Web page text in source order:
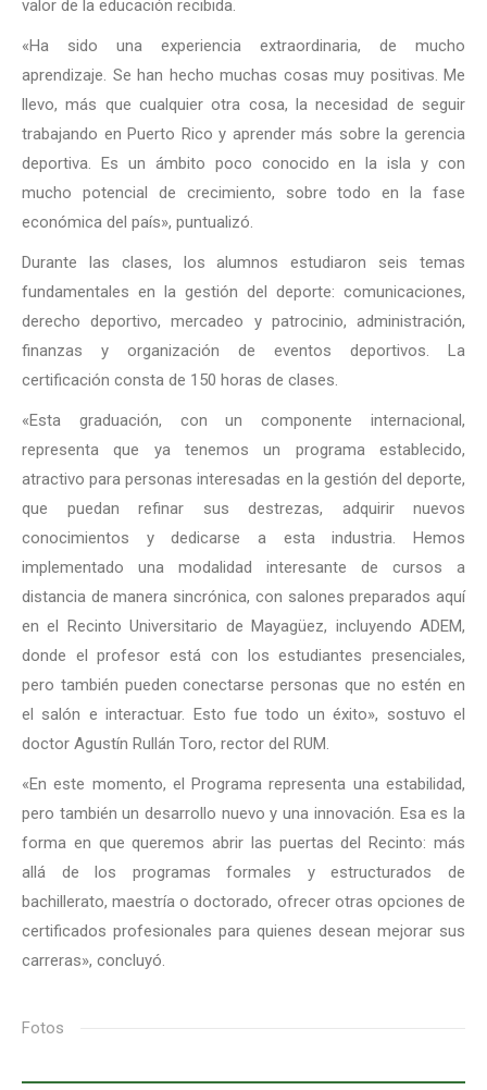
valor de la educación recibida.
«Ha sido una experiencia extraordinaria, de mucho
aprendizaje. Se han hecho muchas cosas muy positivas. Me
llevo, más que cualquier otra cosa, la necesidad de seguir
trabajando en Puerto Rico y aprender más sobre la gerencia
deportiva. Es un ámbito poco conocido en la isla y con
mucho potencial de crecimiento, sobre todo en la fase
económica del país», puntualizó.
Durante las clases, los alumnos estudiaron seis temas
fundamentales en la gestión del deporte: comunicaciones,
derecho deportivo, mercadeo y patrocinio, administración,
finanzas y organización de eventos deportivos. La
certificación consta de 150 horas de clases.
«Esta graduación, con un componente internacional,
representa que ya tenemos un programa establecido,
atractivo para personas interesadas en la gestión del deporte,
que puedan refinar sus destrezas, adquirir nuevos
conocimientos y dedicarse a esta industria. Hemos
implementado una modalidad interesante de cursos a
distancia de manera sincrónica, con salones preparados aquí
en el Recinto Universitario de Mayagüez, incluyendo ADEM,
donde el profesor está con los estudiantes presenciales,
pero también pueden conectarse personas que no estén en
el salón e interactuar. Esto fue todo un éxito», sostuvo el
doctor Agustín Rullán Toro, rector del RUM.
«En este momento, el Programa representa una estabilidad,
pero también un desarrollo nuevo y una innovación. Esa es la
forma en que queremos abrir las puertas del Recinto: más
allá de los programas formales y estructurados de
bachillerato, maestría o doctorado, ofrecer otras opciones de
certificados profesionales para quienes desean mejorar sus
carreras», concluyó.
Fotos